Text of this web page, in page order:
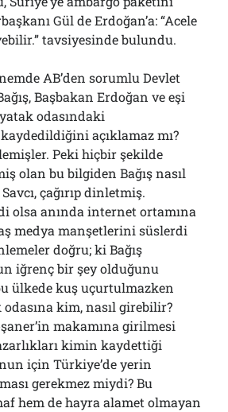
Gül de Erdoğan’a: “Acele
tavsiyesinde bulundu.
AB’den sorumlu Devlet
Başbakan Erdoğan ve eşi
odasındaki
açıklamaz mı?
Peki hiçbir şekilde
olan bu bilgiden Bağış nasıl
çağırıp dinletmiş.
olsa anında internet ortamına
medya manşetlerini süslerdi
doğru; ki Bağış
iğrenç bir şey olduğunu
ülkede kuş uçurtulmazken
odasına kim, nasıl girebilir?
makamına girilmesi
kimin kaydettiği
için Türkiye’de yerin
gerekmez miydi? Bu
hem de hayra alamet olmayan